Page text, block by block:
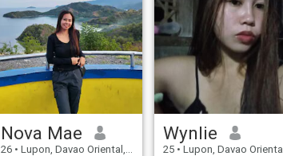
Nova Mae
26 • Lupon, Davao Oriental, Filippinene
Wynlie
25 • Lupon, Davao Oriental, Filippinene